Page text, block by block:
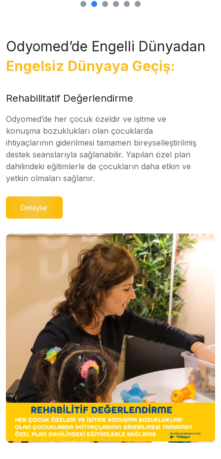
Odyomed’de Engelli Dünyadan
Engelsiz Dünyaya Geçiş:
Rehabilitatif Değerlendirme
Odyomed’de her çocuk özeldir ve işitme ve
konuşma bozuklukları olan çocuklarda
ihtiyaçlarının giderilmesi tamamen bireyselleştirilmiş
destek seanslarıyla sağlanabilir. Yapılan özel plan
dahilindeki eğitimlerle de çocukların daha etkin ve
yetkin olmaları sağlanır.
Detaylar